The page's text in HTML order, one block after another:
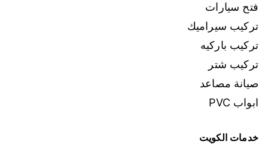
فتح سيارات
تركيب سيراميك
تركيب باركيه
تركيب شتر
صيانة مصاعد
ابواب PVC
خدمات الكويت